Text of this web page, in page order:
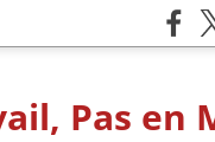
Pas en